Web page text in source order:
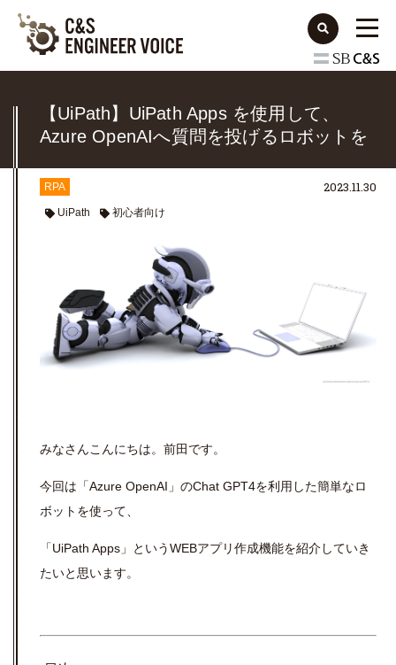
【UiPath】UiPath Apps を使用して、
Azure OpenAIへ質問を投げるロボットを
RPA
UiPath 初心者向け
2023.11.30
みなさんこんにちは。前田です。
今回は「Azure OpenAI 」のChat GPT4を利用した簡単なロ
ボットを使って、
「UiPath Apps 」というWEBアプリ作成機能を紹介していき
たいと思います。